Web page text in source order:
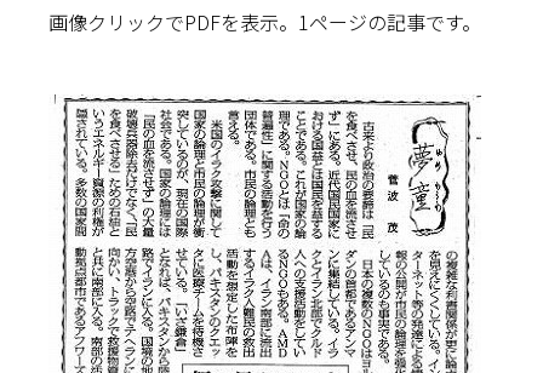
画像クリックでPDFを表示。1ページの記事です。